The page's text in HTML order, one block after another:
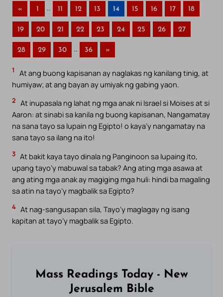
« 1 .. 11 12 13 14 15 16 17 18
19 20 21 22 23 24 25 26 27
28 29 30 .. 36 »
1
At ang buong kapisanan ay naglakas ng kanilang tinig, at
humiyaw; at ang bayan ay umiyak ng gabing yaon.
2 At inupasala ng lahat ng mga anak ni Israel si Moises at si
Aaron: at sinabi sa kanila ng buong kapisanan, Nangamatay
na sana tayo sa lupain ng Egipto! o kaya’y nangamatay na
sana tayo sa ilang na ito!
3 At bakit kaya tayo dinala ng Panginoon sa lupaing ito,
upang tayo’y mabuwal sa tabak? Ang ating mga asawa at
ang ating mga anak ay magiging mga huli: hindi ba magaling
sa atin na tayo’y magbalik sa Egipto?
4 At nag-sangusapan sila, Tayo’y maglagay ng isang
kapitan at tayo’y magbalik sa Egipto.
Mass Readings Today - New
Jerusalem Bible